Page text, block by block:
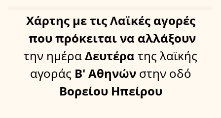
Χάρτης με τις Λαϊκές αγορές
που πρόκειται να αλλάξουν
την ημέραΔευτέρα της λαϊκής
αγοράς Β' Αθηνών στην οδό
Βορείου Ηπείρου